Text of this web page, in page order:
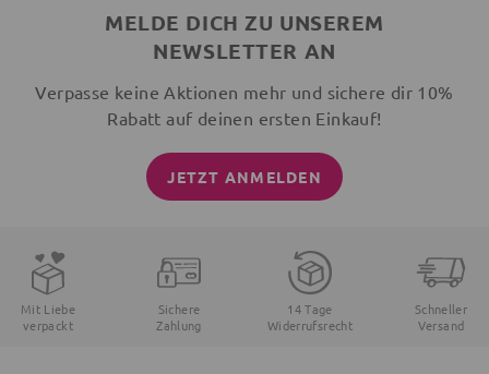
MELDE DICH ZU UNSEREM
NEWSLETTER AN
Verpasse keine Aktionen mehr und sichere dir 10%
Rabatt auf deinen ersten Einkauf!
JETZT ANMELDEN
Mit Liebe
verpackt
Sichere
Zahlung
14 Tage
Widerrufsrecht
Schneller
Versand